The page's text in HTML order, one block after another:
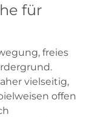
für
freies
vielseitig,
offen